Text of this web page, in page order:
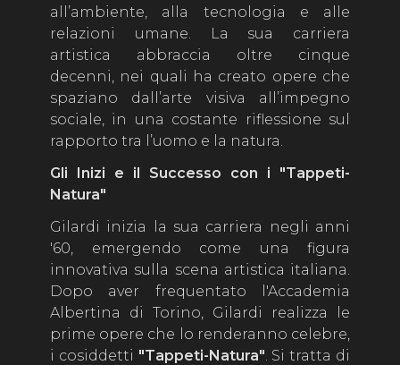
all’ambiente, alla tecnologia e alle
relazioni umane. La sua carriera
artistica abbraccia oltre cinque
decenni, nei quali ha creato opere che
spaziano dall’arte visiva all’impegno
sociale, in una costante riflessione sul
rapporto tra l’uomo e la natura.
Gli Inizi e il Successo con i "Tappeti-
Natura"
Gilardi inizia la sua carriera negli anni
'60, emergendo come una figura
innovativa sulla scena artistica italiana.
Dopo aver frequentato l'Accademia
Albertina di Torino, Gilardi realizza le
prime opere che lo renderanno celebre,
i cosiddetti "Tappeti-Natura". Si tratta di